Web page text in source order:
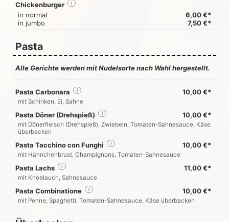
Chickenburger i
in normal
6,00 €*
in jumbo
7,50 €*
Pasta
Alle Gerichte werden mit Nudelsorte nach Wahl hergestellt.
Pasta Carbonara 10,00 €*
i
mit Schinken, Ei, Sahne
Pasta Döner (Drehspieß) 10,00 €*
i
mit Dönerfleisch (Drehspieß), Zwiebeln, Tomaten-Sahnesauce, Käse
überbacken
Pasta Tacchino con Funghi 10,00 €*
i
mit Hähnchenbrust, Champignons, Tomaten-Sahnesauce
Pasta Lachs 11,00 €*
i
mit Knoblauch, Sahnesauce
Pasta Combinatione 10,00 €*
i
mit Penne, Spaghetti, Tomaten-Sahnesauce, Käse überbacken